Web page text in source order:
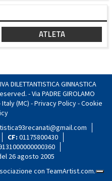
ATLETA
DILETTANTISTICA GINNASTICA
- Via PADRE GIROLAMO
Italy (MC) -Privacy Policy-Cookie
CF: 01175800430
26 agosto 2005
con TeamArtist.com.